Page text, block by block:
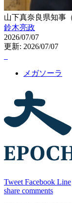
山下真奈良県知事
鈴木亮政
2026/07/07
更新: 2026/07/07
メガソーラ
Tweet Facebook Line
share comments